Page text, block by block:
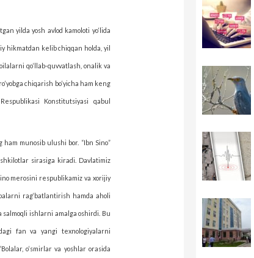
yilda yosh avlod kamoloti yo‘lida
hikmatdan kelib chiqqan holda, yil
qo‘llab-quvvatlash, onalik va
chiqarish bo‘yicha ham keng
Konstitutsiyasi qabul
munosib ulushi bor. “Ibn Sino”
sirasiga kiradi. Davlatimiz
merosini respublikamiz va xorijiy
rag‘batlantirish hamda aholi
salmoqli ishlarni amalga oshirdi. Bu
fan va yangi texnologiyalarni
o‘smirlar va yoshlar orasida